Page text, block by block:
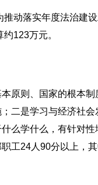
落实年度法治建
123万元。
则、国家的根本制
二是学习与经济社
么学什么，有针对
工24人90分以上，其